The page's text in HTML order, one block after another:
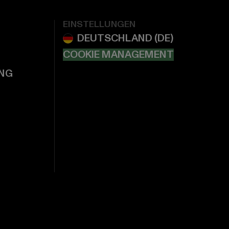
EINSTELLUNGEN
COOKIE MANAGEMENT